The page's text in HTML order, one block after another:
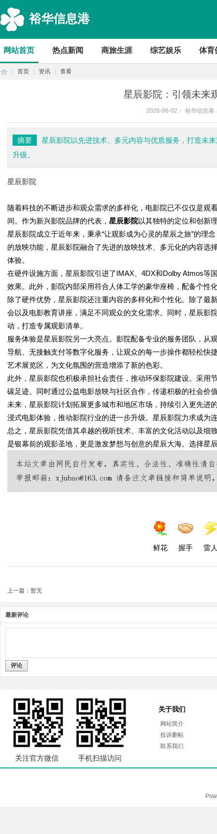
裕华信息港
网站首页 热点新闻 商旅生涯 综艺娱乐 体育
首页 资讯 查看
星辰影院：引领未来
2026-06-02 / 裕华信息港
摘要
星辰影院以先进技术、多元内容与优质服务，打造未
升级。
星辰影院
随着科技的不断进步和观众需求的多样化，电影院已不仅仅是
间。作为新兴影院品牌的代表， 星辰影院以其独特的定位和创新
星辰影院成立于近年来，秉承“让观影成为心灵的星辰之旅”的理
的放映功能，星辰影院融合了先进的放映技术、多元化的内容
体验。
在硬件设施方面，星辰影院引进了IMAX、4DX和Dolby Atmos
效果。此外，影院内部采用符合人体工学的豪华座椅，配备个性
除了硬件优势，星辰影院还注重内容的多样化和个性化。除了
会以及电影教育讲座，满足不同观众的文化需求。同时，星辰影
动，打造专属观影清单。
服务体验是星辰影院另一大亮点。影院配备专业的服务团队，
导航、无接触支付等数字化服务，让观众的每一步操作都轻松快
艺术展览区，为文化氛围的营造增添了新的色彩。
此外，星辰影院也积极承担社会责任，推动环保影院建设。采
碳足迹。同时通过公益电影放映与社区合作，传递积极的社会价
未来，星辰影院计划拓展更多城市和地区市场，持续引入更先进
浸式电影体验，推动影院行业的进一步升级。星辰影院力求成为
总之，星辰影院凭借其卓越的视听技术、丰富的文化活动以及
是银幕前的观影圣地，更是激发梦想与创意的星辰大海。选择星
鲜花 握手 雷
上一篇：暂无
最新评论
评论
关注官方微信 手机扫描访问
关于我们
网站简介
投诉删帖
联系我们